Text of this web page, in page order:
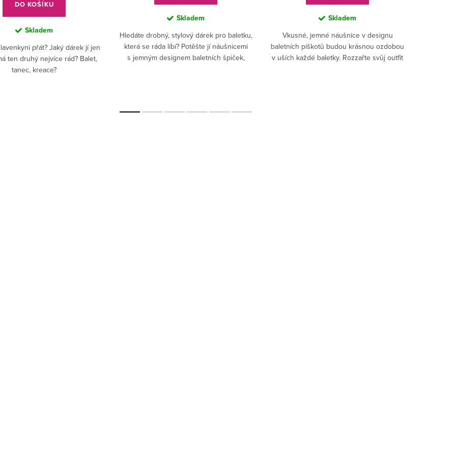
DO KOŠÍKU
Skladem
přát? Jaký dárek jí jen
ten druhý nejvíce rád? Balet,
tanec, kreace?
Skladem
Hledáte drobný, stylový dárek pro baletku,
která se ráda líbí? Potěšte jí náušnicemi
s jemným designem baletních špiček,
Skladem
Vkusné, jemné náušnice v designu
baletních piškotů budou krásnou ozdobou
v uších každé baletky. Rozzařte svůj outfit